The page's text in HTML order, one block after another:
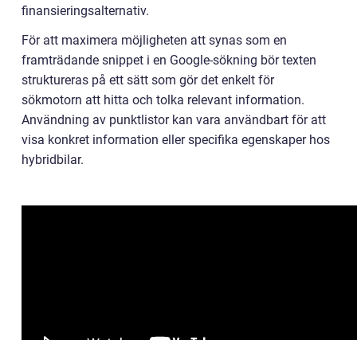
finansieringsalternativ.
För att maximera möjligheten att synas som en
framträdande snippet i en Google-sökning bör texten
struktureras på ett sätt som gör det enkelt för
sökmotorn att hitta och tolka relevant information.
Användning av punktlistor kan vara användbart för att
visa konkret information eller specifika egenskaper hos
hybridbilar.